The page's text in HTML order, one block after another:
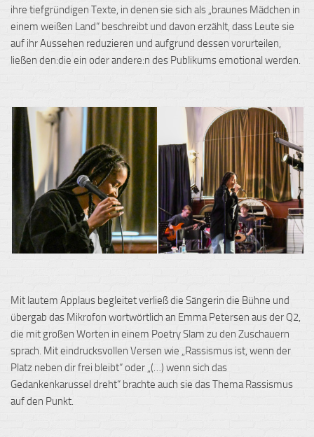
ihre tiefgründigen Texte, in denen sie sich als „braunes Mädchen in
einem weißen Land“ beschreibt und davon erzählt, dass Leute sie
auf ihr Aussehen reduzieren und aufgrund dessen vorurteilen,
ließen den:die ein oder andere:n des Publikums emotional werden.
Mit lautem Applaus begleitet verließ die Sängerin die Bühne und
übergab das Mikrofon wortwörtlich an EmmaPetersen aus der Q2,
die mit großen Worten in einem PoetrySlam zu den Zuschauern
sprach. Mit eindrucksvollen Versen wie „Rassismus ist, wenn der
Platz neben dir frei bleibt“ oder „(…) wenn sich das
Gedankenkarussel dreht“ brachte auch sie das Thema Rassismus
auf den Punkt.